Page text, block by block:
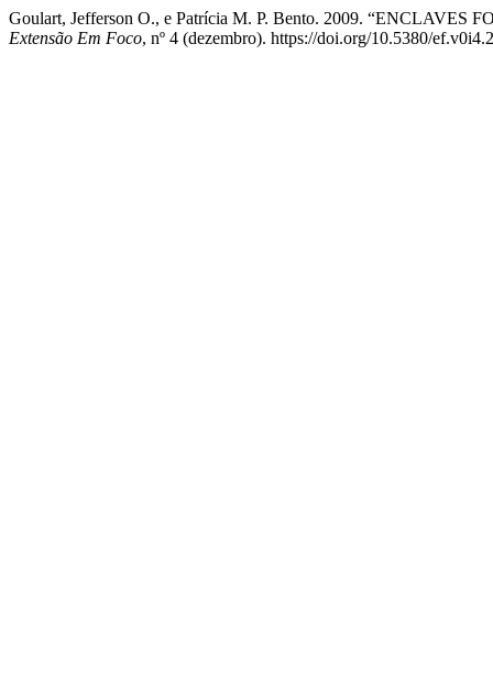
Goulart, Jefferson O., e Patrícia M. P. Bento. 2009.
Extensão Em Foco, nº 4 (dezembro). https://doi.org/10.5380/